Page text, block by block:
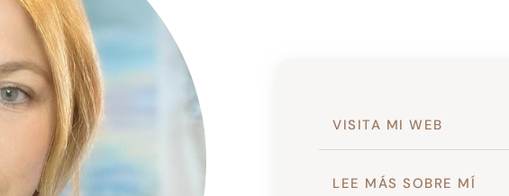
VISITA MI WEB
LEE MÁS SOBRE MÍ